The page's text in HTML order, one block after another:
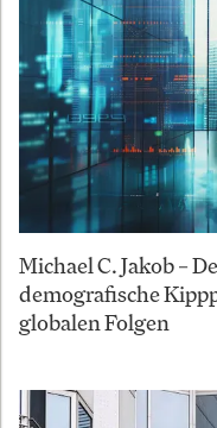
Michael C. Jakob –
demografische
globalen Folgen